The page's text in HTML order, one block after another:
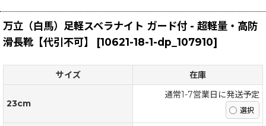
万立（白馬）足軽スベラナイト ガード付 - 超軽量・高防
滑長靴【代引不可】
[10621-18-1-dp_107910]
サイズ 在庫
23cm
通常1-7営業日に発送予定